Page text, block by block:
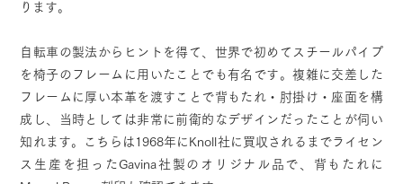
ります。
自転車の製法からヒントを得て、世界で初めてスチールパイプ
を椅子のフレームに用いたことでも有名です。複雑に交差した
フレームに厚い本革を渡すことで背もたれ・肘掛け・座面を構
成し、当時としては非常に前衛的なデザインだったことが伺い
知れます。こちらは1968年にKnoll社に買収されるまでライセン
ス生産を担ったGavina社製のオリジナル品で、背もたれに